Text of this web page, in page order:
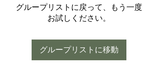
グループリストに戻って、もう一度
お試しください。
グループリストに移動